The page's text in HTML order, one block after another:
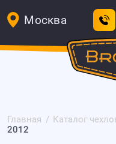
Москва
Главная Каталог
2012